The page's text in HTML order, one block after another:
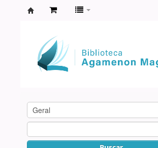
Agamenon
Magalhães